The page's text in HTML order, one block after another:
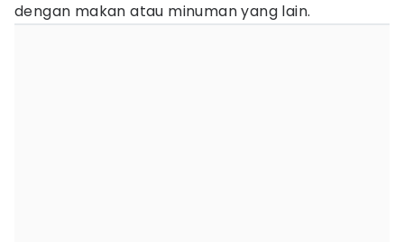
dengan makan atau minuman yang lain.